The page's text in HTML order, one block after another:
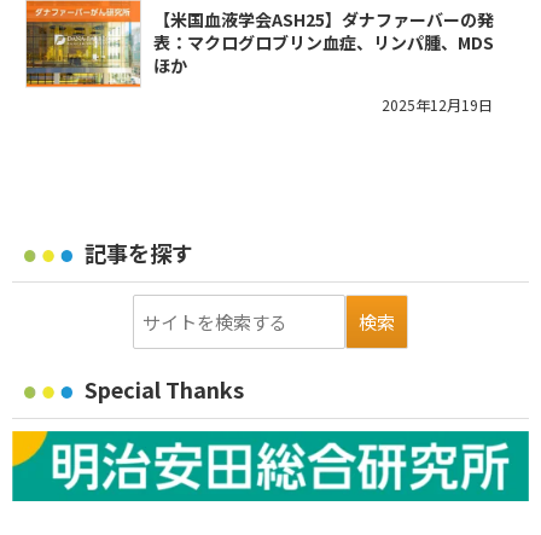
【米国血液学会ASH25】ダナファーバーの発
表：マクログロブリン血症、リンパ腫、MDS
ほか
2025年12月19日
記事を探す
Special Thanks